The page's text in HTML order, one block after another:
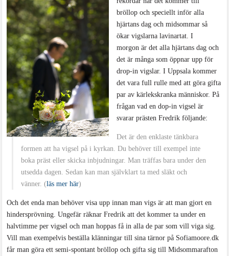
bröllop och speciellt inför alla
hjärtans dag och midsommar så
ökar vigslarna lavinartat. I
morgon är det alla hjärtans dag och
det är många som öppnar upp för
drop-in vigslar. I Uppsala kommer
det vara full rulle med att göra gifta
par av kärlekskranka människor. På
frågan vad en dop-in vigsel är
svarar prästen Fredrik följande:
Det är den enklaste tänkbara
formen att ha vigsel på i kyrkan. Du behöver till exempel inte
boka präst eller skicka inbjudningar. Man träffas bara under den
utsedda dagen. Sedan kan man självklart ta med släkt och
vänner. (läs mer här)
Och det enda man behöver visa upp innan man vigs är att man gjort en
hindersprövning. Ungefär räknar Fredrik att det kommer ta under en
halvtimme per vigsel och man hoppas få in alla de par som vill viga sig.
Vill man exempelvis beställa klänningar till sina tärnor på Sofiamoore.dk
får man göra ett semi-spontant bröllop och gifta sig till Midsommarafton